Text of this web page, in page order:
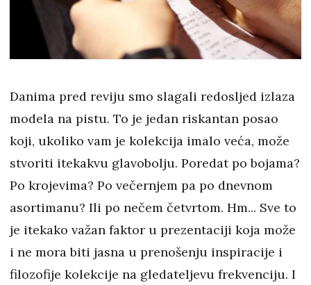
Danima pred reviju smo slagali redosljed izlaza
modela na pistu. To je jedan riskantan posao
koji, ukoliko vam je kolekcija imalo veća, može
stvoriti itekakvu glavobolju. Poredat po bojama?
Po krojevima? Po večernjem pa po dnevnom
asortimanu? Ili po nečem četvrtom. Hm... Sve to
je itekako važan faktor u prezentaciji koja može
i ne mora biti jasna u prenošenju inspiracije i
filozofije kolekcije na gledateljevu frekvenciju. I